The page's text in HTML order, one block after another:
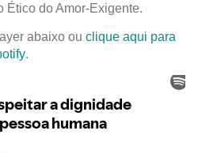
Ético do Amor-Exigente.
abaixo ou clique aqui para
.